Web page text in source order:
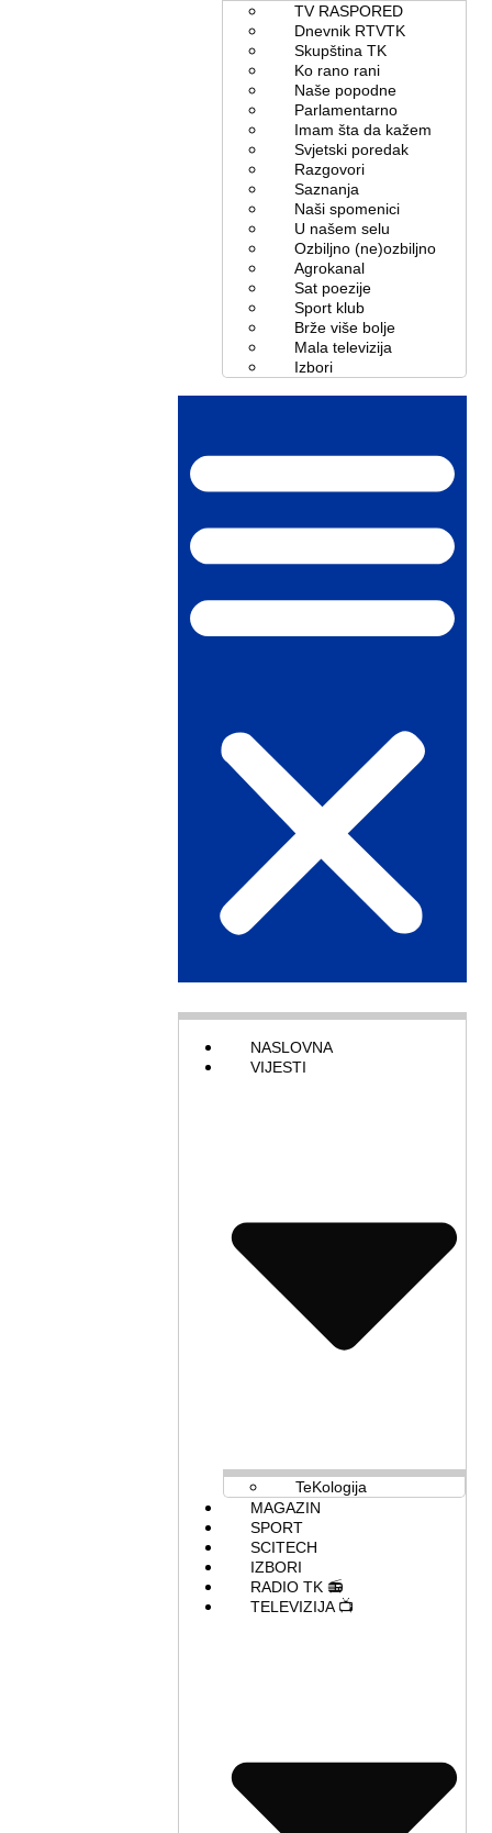
TV RASPORED
Dnevnik RTVTK
Skupština TK
Ko rano rani
Naše popodne
Parlamentarno
Imam šta da kažem
Svjetski poredak
Razgovori
Saznanja
Naši spomenici
U našem selu
Ozbiljno (ne)ozbiljno
Agrokanal
Sat poezije
Sport klub
Brže više bolje
Mala televizija
Izbori
NASLOVNA
VIJESTI
TeKologija
MAGAZIN
SPORT
SCITECH
IZBORI
RADIO TK 📻
TELEVIZIJA 📺